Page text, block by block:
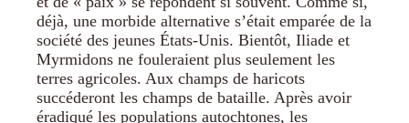
déjà, une morbide alternative s’était emparée de la
société des jeunes États-Unis. Bientôt, Iliade et
Myrmidons ne fouleraient plus seulement les
terres agricoles. Aux champs de haricots
succéderont les champs de bataille. Après avoir
éradiqué les populations autochtones, les